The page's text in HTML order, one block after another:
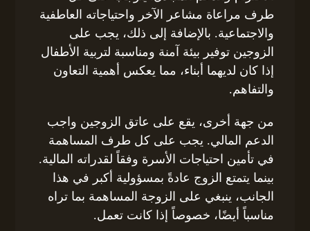
طرف مراعاة مشاعر الآخر واحتياجاته العاطفية
والاجتماعية. بالإضافة إلى ذلك، يجب على
الزوجين توفير بيئة آمنة ومناسبة لتربية الأطفال
إذا كان لديهما أبناء، مما يعكس أهمية التعاون
والتفاهم.
من جهة أخرى، يقع على عاتق الزوجين واجب
الدعم المالي. يجب على كل طرف المساهمة
في تأمين احتياجات الأسرة وفقاً لقدراته المالية.
بينما يتمتع الزوج عادةً بمسؤولية أكبر في هذا
الجانب، ينبغي على الزوجة المساهمة بما تراه
مناسباً أيضًا، خصوصاً إذا كانت تعمل.